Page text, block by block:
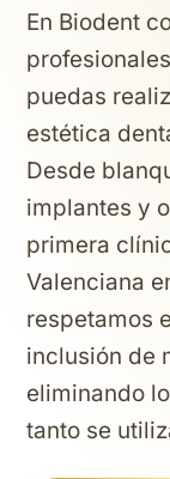
En Biodent
puedas
estética
Desde
implantes y
primera
Valenciana
respetamos
inclusión de
eliminando
tanto se